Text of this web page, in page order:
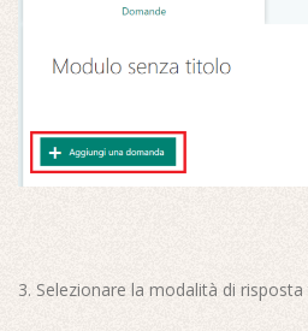
3. Selezionare la modalità di